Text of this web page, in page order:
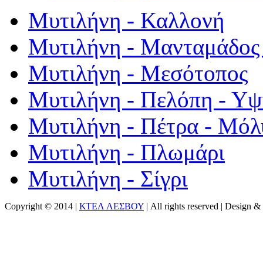
Μυτιλήνη - Καλλονή
Μυτιλήνη - Μανταμάδος
Μυτιλήνη - Μεσότοπος
Μυτιλήνη - Πελόπη -
Μυτιλήνη - Πέτρα -
Μυτιλήνη - Πλωμάρι
Μυτιλήνη - Σίγρι
Copyright © 2014 | ΚΤΕΛ ΛΕΣΒΟΥ | All rights reserved | Design &